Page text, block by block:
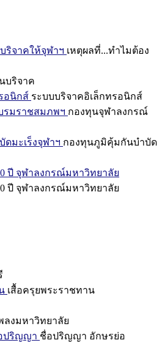
ริจาคให้จุฬาฯ เหตุผลที่...ทำไมต้อง
บริจาค
อนิกส์ ระบบบริจาคอิเล็กทรอนิกส์
รมราชสมภพฯ กองทุนจุฬาลงกรณ์
มะเร็งจุฬาฯ กองทุนภูมิคุ้มกันบำบัด
ปี จุฬาลงกรณ์มหาวิทยาลัย
ปี จุฬาลงกรณ์มหาวิทยาลัย
เสื้อครุยพระราชทาน
ลงมหาวิทยาลัย
ปริญญา ชื่อปริญญา อักษรย่อ